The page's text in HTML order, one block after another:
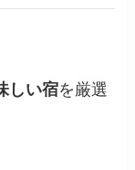
しい宿を厳選